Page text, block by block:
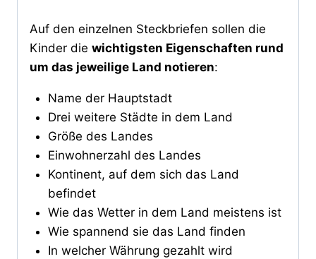
Auf den einzelnen Steckbriefen sollen die
Kinder die wichtigsten Eigenschaften rund
um das jeweilige Land notieren:
Name der Hauptstadt
Drei weitere Städte in dem Land
Größe des Landes
Einwohnerzahl des Landes
Kontinent, auf dem sich das Land
befindet
Wie das Wetter in dem Land meistens ist
Wie spannend sie das Land finden
In welcher Währung gezahlt wird